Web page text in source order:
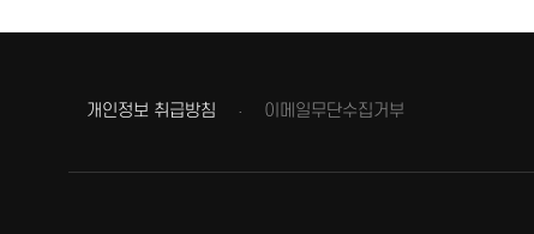
개인정보 취급방침 이메일무단수집거부